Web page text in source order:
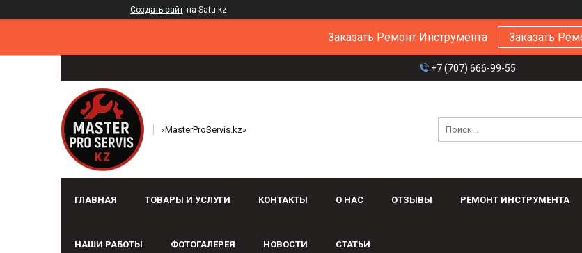
Создать сайт на Satu.kz
Заказать Ремонт Инструмента Заказать
+7 (707) 666-99-55
«MasterProServis.kz»
ГЛАВНАЯ ТОВАРЫ И УСЛУГИ КОНТАКТЫ О НАС ОТЗЫВЫ РЕМОНТ ИНСТРУМЕНТА
НАШИ РАБОТЫ ФОТОГАЛЕРЕЯ НОВОСТИ СТАТЬИ